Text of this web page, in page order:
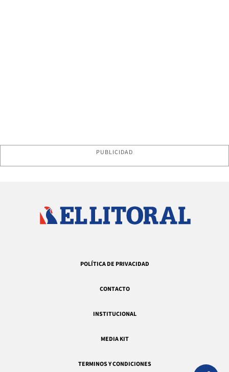
PUBLICIDAD
POLÍTICA DE PRIVACIDAD
CONTACTO
INSTITUCIONAL
MEDIA KIT
TERMINOS Y CONDICIONES